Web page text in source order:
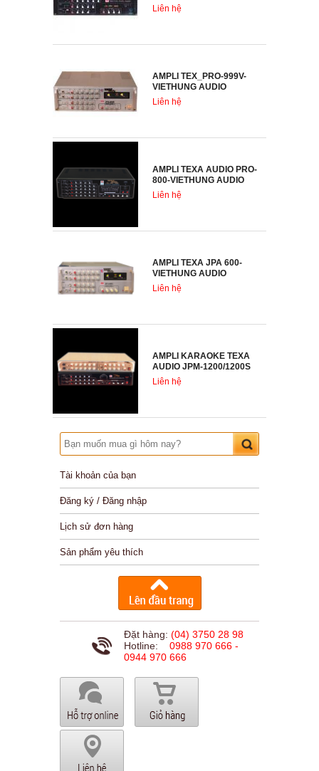
Liên hệ
AMPLI TEX_PRO-999V-
VIETHUNG AUDIO
Liên hệ
AMPLI TEXA AUDIO PRO-
800-VIETHUNG AUDIO
Liên hệ
AMPLI TEXA JPA 600-
VIETHUNG AUDIO
Liên hệ
AMPLI KARAOKE TEXA
AUDIO JPM-1200/1200S
Liên hệ
Tài khoản của bạn
Đăng ký / Đăng nhập
Lịch sử đơn hàng
Sản phẩm yêu thích
Đặt hàng: (04) 3750 28 98
Hotline: 0988 970 666 -
0944 970 666